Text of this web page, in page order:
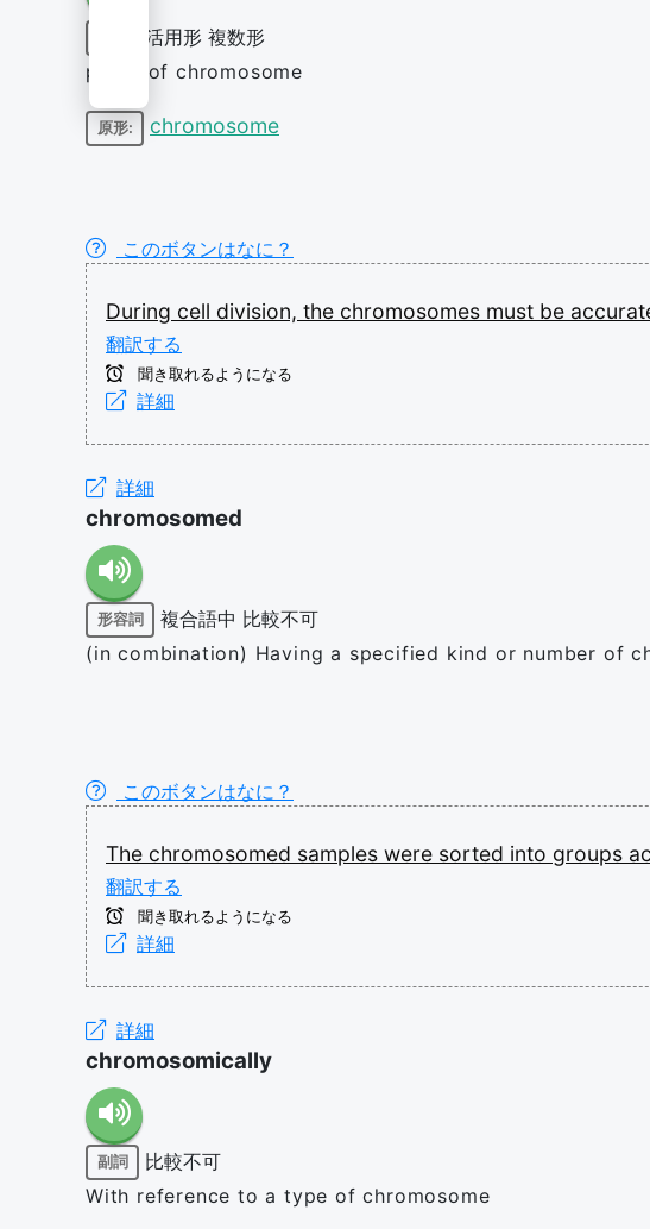
活用形 複数形
plural of chromosome
原形: chromosome
このボタンはなに？
During cell division, the chromosomes must be
翻訳する
聞き取れるようになる
詳細
詳細
chromosomed
形容詞 複合語中 比較不可
(in combination) Having a specified kind or number of
このボタンはなに？
The chromosomed samples were sorted into groups
翻訳する
聞き取れるようになる
詳細
詳細
chromosomically
副詞
比較不可
With reference to a type of chromosome